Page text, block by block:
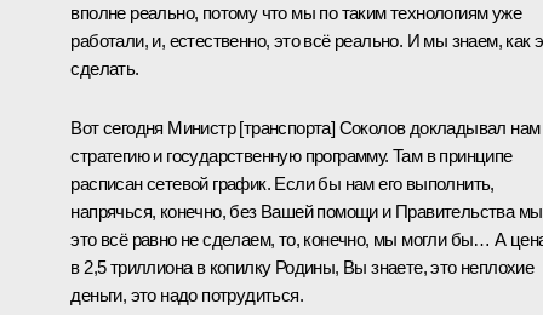
вполне реально, потому что мы по таким технологиям уже
работали, и, естественно, это всё реально. И мы знаем, как
сделать.
Вот сегодня Министр [транспорта] Соколов докладывал нам
стратегию и государственную программу. Там в принципе
расписан сетевой график. Если бы нам его выполнить,
напрячься, конечно, без Вашей помощи и Правительства мы
это всё равно не сделаем, то, конечно, мы могли бы… А
в 2,5 триллиона в копилку Родины, Вы знаете, это неплохие
деньги, это надо потрудиться.